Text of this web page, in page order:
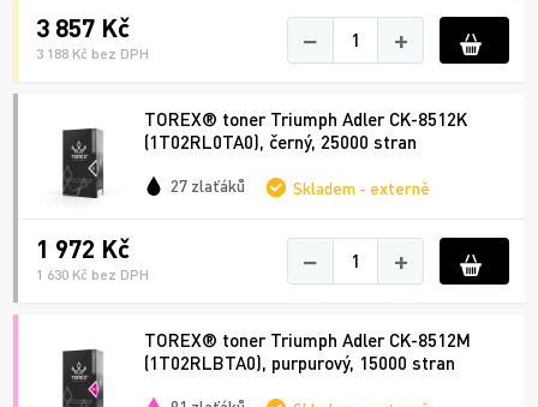
3 857 Kč
3 188 Kč bez DPH − +
TOREX® toner Triumph Adler CK-8512K
(1T02RL0TA0), černý, 25000 stran
27 zlaťáků Skladem - externě
1 972 Kč
1 630 Kč bez DPH − +
TOREX® toner Triumph Adler CK-8512M
(1T02RLBTA0), purpurový, 15000 stran